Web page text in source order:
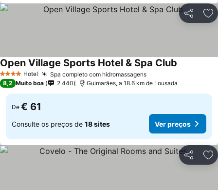
Partilhar
4 EstrelasHotel Spa completo com hidromassagens
Open Village Sports Hotel & Spa Club
8,2 Muito boa 2.440 Guimarães, a 18.6 km de Lousada
De € 61
Consulte os preços de 18 sites Ver preços
Partilhar